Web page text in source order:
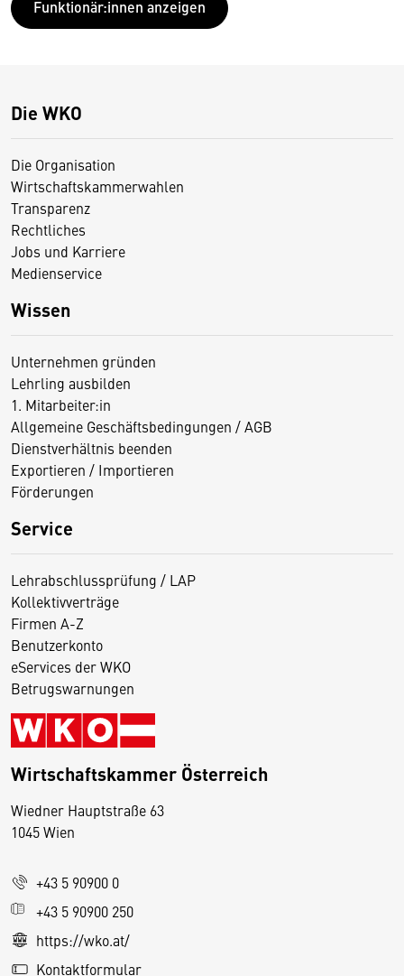
Funktionär:innen anzeigen
Die WKO
Die Organisation
Wirtschaftskammerwahlen
Transparenz
Rechtliches
Jobs und Karriere
Medienservice
Wissen
Unternehmen gründen
Lehrling ausbilden
1. Mitarbeiter:in
Allgemeine Geschäftsbedingungen / AGB
Dienstverhältnis beenden
Exportieren / Importieren
Förderungen
Service
Lehrabschlussprüfung / LAP
Kollektivverträge
Firmen A-Z
Benutzerkonto
eServices der WKO
Betrugswarnungen
Wirtschaftskammer Österreich
Wiedner Hauptstraße 63
1045 Wien
+43 5 90900 0
+43 5 90900 250
https://wko.at/
Kontaktformular
D
s
e
S
e